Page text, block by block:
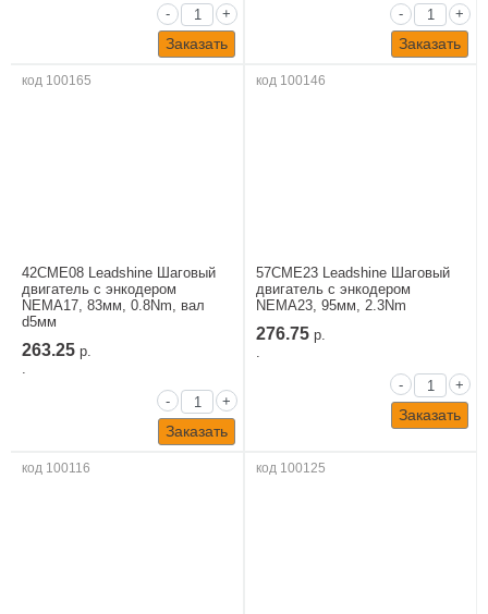
-
+
Заказать
-
+
Заказать
код 100165
42CME08 Leadshine Шаговый
двигатель c энкодером
NEMA17, 83мм, 0.8Nm, вал
d5мм
263.25 р.
.
-
+
Заказать
код 100146
57CME23 Leadshine Шаговый
двигатель c энкодером
NEMA23, 95мм, 2.3Nm
276.75 р.
.
-
+
Заказать
код 100116 код 100125